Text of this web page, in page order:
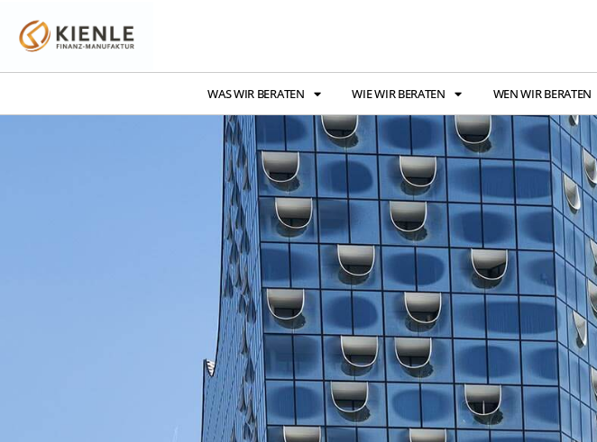
WAS WIR BERATEN WIE WIR BERATEN WEN WIR BERATEN